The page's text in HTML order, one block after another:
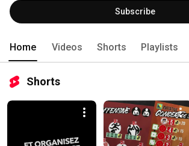
Subscribe
Home Videos Shorts Playlists
Shorts